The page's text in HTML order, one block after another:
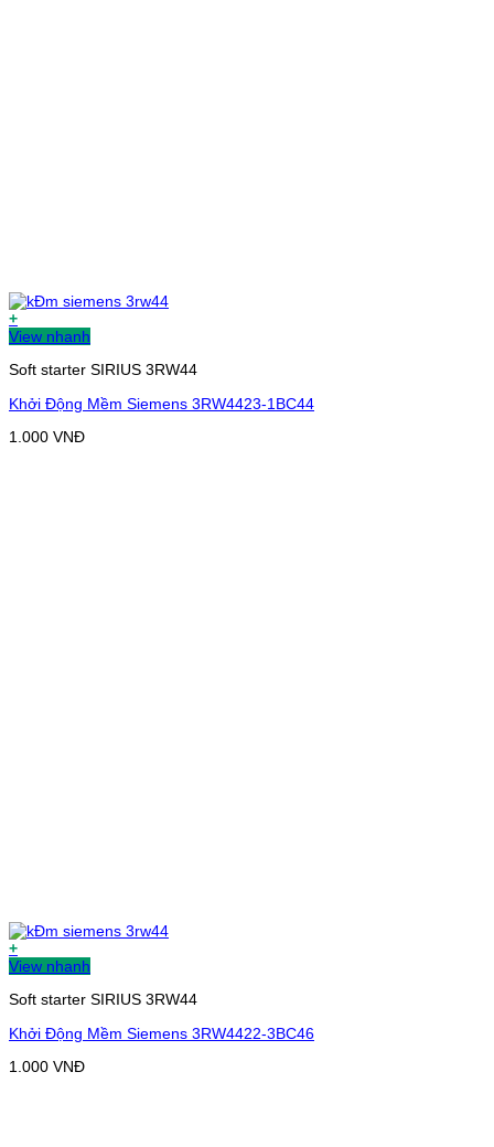
+
View nhanh
Soft starter SIRIUS 3RW44
Khởi Động Mềm Siemens 3RW4423-1BC44
1.000 VNĐ
+
View nhanh
Soft starter SIRIUS 3RW44
Khởi Động Mềm Siemens 3RW4422-3BC46
1.000 VNĐ